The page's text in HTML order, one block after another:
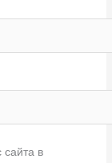
в